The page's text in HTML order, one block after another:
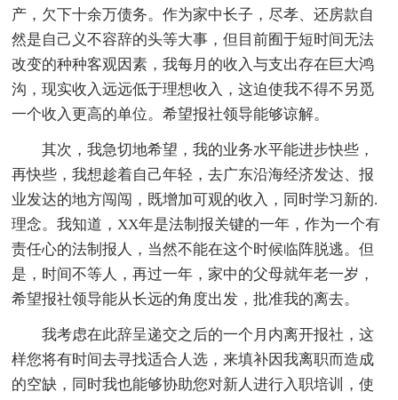
产，欠下十余万债务。作为家中长子，尽孝、还房款自
然是自己义不容辞的头等大事，但目前囿于短时间无法
改变的种种客观因素，我每月的收入与支出存在巨大鸿
沟，现实收入远远低于理想收入，这迫使我不得不另觅
一个收入更高的单位。希望报社领导能够谅解。
其次，我急切地希望，我的业务水平能进步快些，
再快些，我想趁着自己年轻，去广东沿海经济发达、报
业发达的地方闯闯，既增加可观的收入，同时学习新的.
理念。我知道，XX年是法制报关键的一年，作为一个有
责任心的法制报人，当然不能在这个时候临阵脱逃。但
是，时间不等人，再过一年，家中的父母就年老一岁，
希望报社领导能从长远的角度出发，批准我的离去。
我考虑在此辞呈递交之后的一个月内离开报社，这
样您将有时间去寻找适合人选，来填补因我离职而造成
的空缺，同时我也能够协助您对新人进行入职培训，使